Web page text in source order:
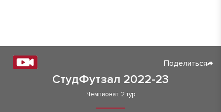
СтудФутзал 2022-23
Поделиться
Чемпионат. 2 тур